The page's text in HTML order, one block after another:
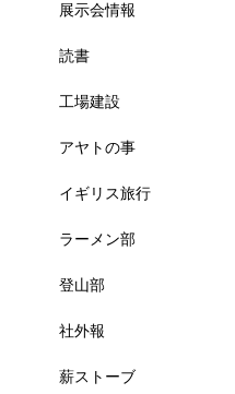
展示会情報
読書
工場建設
アヤトの事
イギリス旅行
ラーメン部
登山部
社外報
薪ストーブ